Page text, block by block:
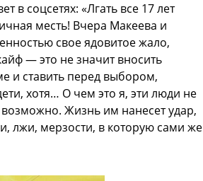
в соцсетях: «Лгать все 17 лет
месть! Вчера Макеева и
свое ядовитое жало,
— это не значит вносить
и ставить перед выбором,
хотя… О чем это я, эти люди не
Жизнь им нанесет удар,
лжи, мерзости, в которую сами же